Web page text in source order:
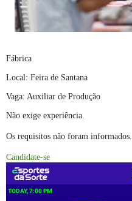
Fábrica
Local: Feira de Santana
Vaga: Auxiliar de Produção
Não exige experiência.
Os requisitos não foram informados.
Candidate-se